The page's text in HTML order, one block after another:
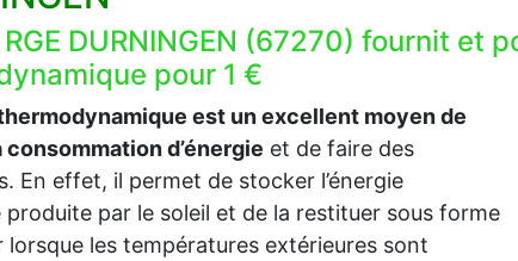
DURNINGEN (67270) fournit et
pour 1 €
est un excellent moyen de
consommation d’énergie et de faire des
En effet, il permet de stocker l’énergie
par le soleil et de la restituer sous forme
lorsque les températures extérieures sont